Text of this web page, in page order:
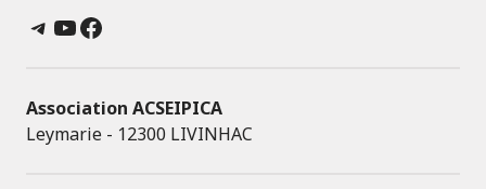
Telegram
YouTube
Facebook
Association ACSEIPICA
Leymarie - 12300 LIVINHAC